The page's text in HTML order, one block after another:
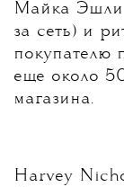
Майка Эшли
за сеть) и
покупателю
еще около
магазина.
Harvey